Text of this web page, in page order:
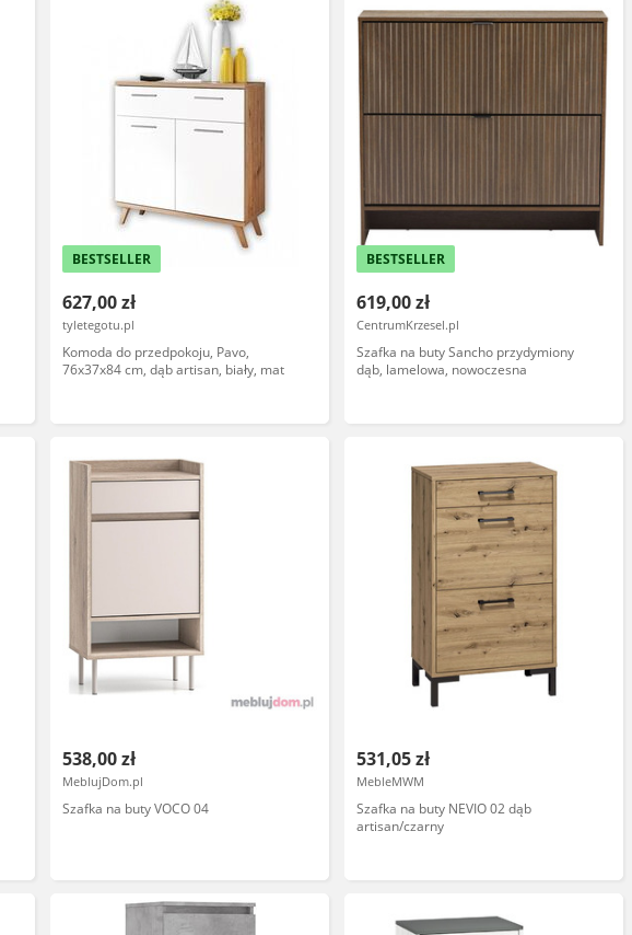
BESTSELLER
627,00 zł
tyletegotu.pl
Komoda do przedpokoju, Pavo,
76x37x84 cm, dąb artisan, biały, mat
BESTSELLER
619,00 zł
CentrumKrzesel.pl
Szafka na buty Sancho przydymiony
dąb, lamelowa, nowoczesna
538,00 zł
MeblujDom.pl
Szafka na buty VOCO 04
531,05 zł
MebleMWM
Szafka na buty NEVIO 02 dąb
artisan/czarny